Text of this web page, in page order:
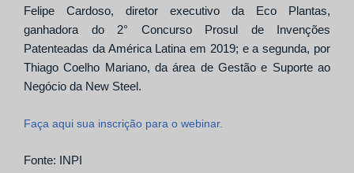
Felipe Cardoso, diretor executivo da Eco Plantas,
ganhadora do 2° Concurso Prosul de Invenções
Patenteadas da América Latina em 2019; e a segunda, por
Thiago Coelho Mariano, da área deGestão e Suporte ao
Negócio da New Steel.
Faça aqui sua inscrição para o webinar.
Fonte: INPI